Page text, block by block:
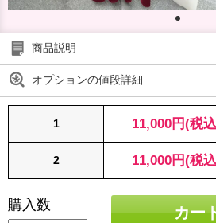
商品説明
オプションの値段詳細
1 11,000円(税
2 11,000円(税
購入数 カー